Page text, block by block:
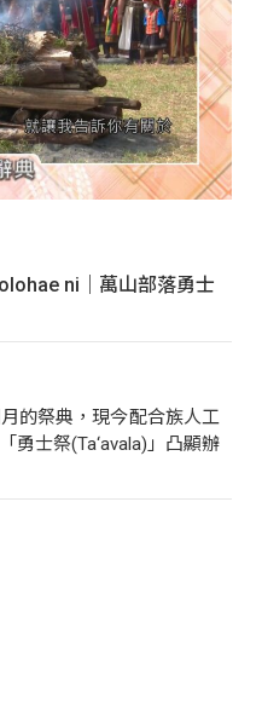
ni｜萬山部落勇士
的祭典，現今配合族人工
勇士祭(Ta‘avala)」凸顯辦